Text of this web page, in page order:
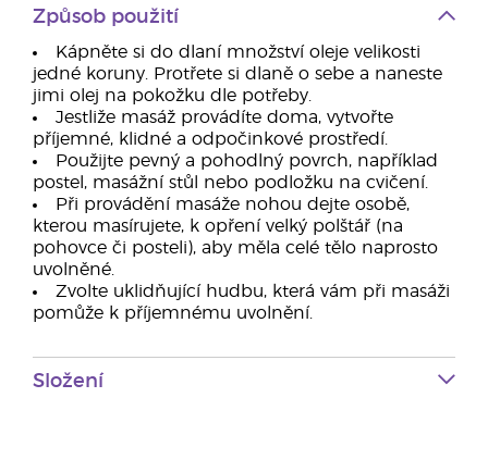
Způsob použití
Kápněte si do dlaní množství oleje velikosti
jedné koruny. Protřete si dlaně o sebe a naneste
jimi olej na pokožku dle potřeby.
Jestliže masáž provádíte doma, vytvořte
příjemné, klidné a odpočinkové prostředí.
Použijte pevný a pohodlný povrch, například
postel, masážní stůl nebo podložku na cvičení.
Při provádění masáže nohou dejte osobě,
kterou masírujete, k opření velký polštář (na
pohovce či posteli), aby měla celé tělo naprosto
uvolněné.
Zvolte uklidňující hudbu, která vám při masáži
pomůže k příjemnému uvolnění.
Složení